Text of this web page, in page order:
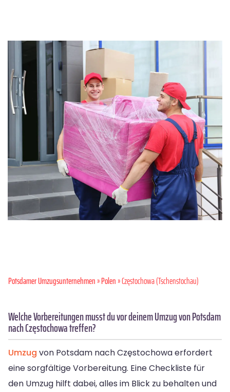
Potsdamer Umzugsunternehmen»Polen» Częstochowa (Tschenstochau)
Welche Vorbereitungen musst du vor deinem Umzug von Potsdam
nach Częstochowa treffen?
Umzug von Potsdam nach Częstochowa erfordert
eine sorgfältige Vorbereitung. Eine Checkliste für
den Umzug hilft dabei, alles im Blick zu behalten und